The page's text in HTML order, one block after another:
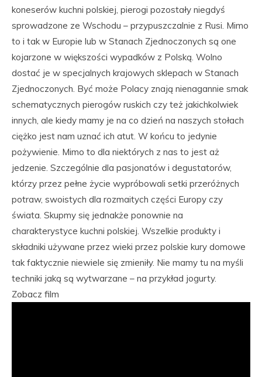
koneserów kuchni polskiej, pierogi pozostały niegdyś
sprowadzone ze Wschodu – przypuszczalnie z Rusi. Mimo
to i tak w Europie lub w Stanach Zjednoczonych są one
kojarzone w większości wypadków z Polską. Wolno
dostać je w specjalnych krajowych sklepach w Stanach
Zjednoczonych. Być może Polacy znają nienagannie smak
schematycznych pierogów ruskich czy też jakichkolwiek
innych, ale kiedy mamy je na co dzień na naszych stołach
ciężko jest nam uznać ich atut. W końcu to jedynie
pożywienie. Mimo to dla niektórych z nas to jest aż
jedzenie. Szczególnie dla pasjonatów i degustatorów,
którzy przez pełne życie wypróbowali setki przeróżnych
potraw, swoistych dla rozmaitych części Europy czy
świata. Skupmy się jednakże ponownie na
charakterystyce kuchni polskiej. Wszelkie produkty i
składniki używane przez wieki przez polskie kury domowe
tak faktycznie niewiele się zmieniły. Nie mamy tu na myśli
techniki jaką są wytwarzane – na przykład jogurty.
Zobacz film